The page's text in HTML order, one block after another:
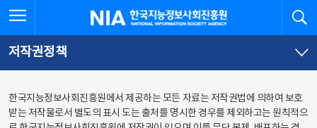
문
로
가
체
뉴
바
가
한국지능정보사회진흥원
저작권정책
한국지능정보사회진흥원에서 제공하는 모든 자료는 저작권법에 의하여 보호
받는 저작물로서 별도의 표시 도는 출처를 명시한 경우를 제외하고는 원칙적으